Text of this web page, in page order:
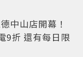
中山店開幕！
9折 還有每日限